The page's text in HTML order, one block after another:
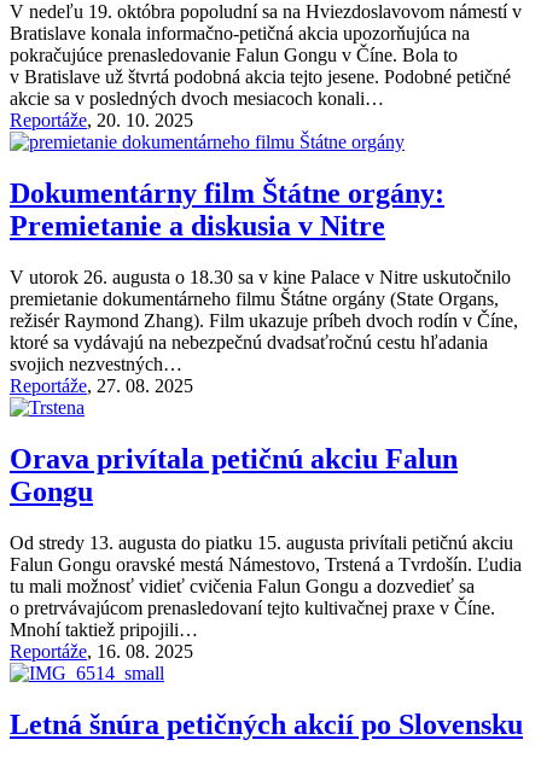
V nedeľu 19. októbra popoludní sa na Hviezdoslavovom námestí v
Bratislave konala informačno-petičná akcia upozorňujúca na
pokračujúce prenasledovanie Falun Gongu v Číne. Bola to
v Bratislave už štvrtá podobná akcia tejto jesene. Podobné petičné
akcie sa v posledných dvoch mesiacoch konali…
Reportáže, 20. 10. 2025
Dokumentárny film Štátne orgány:
Premietanie a diskusia v Nitre
V utorok 26. augusta o 18.30 sa v kine Palace v Nitre uskutočnilo
premietanie dokumentárneho filmu Štátne orgány (State Organs,
režisér Raymond Zhang). Film ukazuje príbeh dvoch rodín v Číne,
ktoré sa vydávajú na nebezpečnú dvadsaťročnú cestu hľadania
svojich nezvestných…
Reportáže, 27. 08. 2025
Orava privítala petičnú akciu Falun
Gongu
Od stredy 13. augusta do piatku 15. augusta privítali petičnú akciu
Falun Gongu oravské mestá Námestovo, Trstená a Tvrdošín. Ľudia
tu mali možnosť vidieť cvičenia Falun Gongu a dozvedieť sa
o pretrvávajúcom prenasledovaní tejto kultivačnej praxe v Číne.
Mnohí taktiež pripojili…
Reportáže, 16. 08. 2025
Letná šnúra petičných akcií po Slovensku